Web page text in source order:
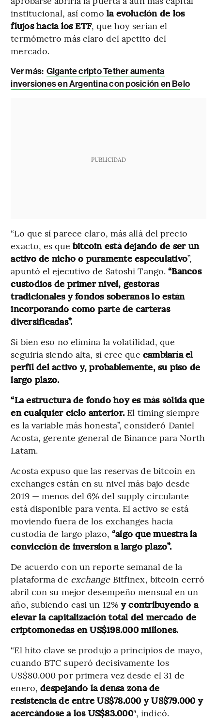
institucional, así como la evolución de los
flujos hacia los ETF, que hoy serían el
termómetro más claro del apetito del
mercado.
Ver más: Gigante cripto Tether aumenta
inversiones en Argentina con posición en Belo
PUBLICIDAD
“Lo que sí parece claro, más allá del precio
exacto, es que bitcoin está dejando de ser un
activo de nicho o puramente especulativo”,
apuntó el ejecutivo de Satoshi Tango.“Bancos
custodios de primer nivel, gestoras
tradicionales y fondos soberanos lo están
incorporando como parte de carteras
diversificadas”.
Si bien eso no elimina la volatilidad, que
seguiría siendo alta, sí cree que cambiaría el
perfil del activo y, probablemente, su piso de
largo plazo.
“La estructura de fondo hoy es más sólida que
en cualquier ciclo anterior. El timing siempre
es la variable más honesta”, consideró Daniel
Acosta, gerente general de Binance para North
Latam.
Acosta expuso que las reservas de bitcoin en
exchanges están en su nivel más bajo desde
2019 — menos del 6% del supply circulante
está disponible para venta. El activo se está
moviendo fuera de los exchanges hacia
custodia de largo plazo, “algo que muestra la
convicción de inversion a largo plazo”.
De acuerdo con un reporte semanal de la
plataforma de exchange Bitfinex, bitcoin cerró
abril con su mejor desempeño mensual en un
año, subiendo casi un 12% y contribuyendo a
elevar la capitalización total del mercado de
criptomonedas en US$198.000 millones.
“El hito clave se produjo a principios de mayo,
cuando BTC superó decisivamente los
US$80.000 por primera vez desde el 31 de
enero,despejando la densa zona de
resistencia de entre US$78.000 y US$79.000 y
acercándose a los US$83.000″, indicó.